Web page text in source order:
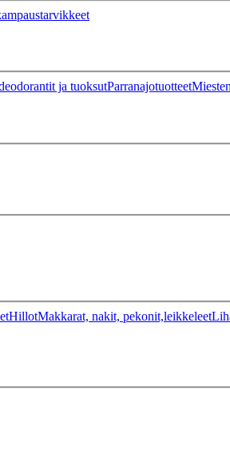
ja tuoksutParranajotuotteet
HillotMakkarat, nakit, pekonit,leikkeleet